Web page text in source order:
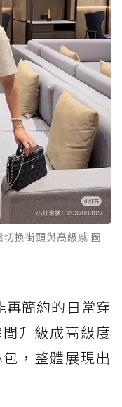
換街頭與高級感 圖
再簡約的日常穿
升級成高級度
，整體展現出